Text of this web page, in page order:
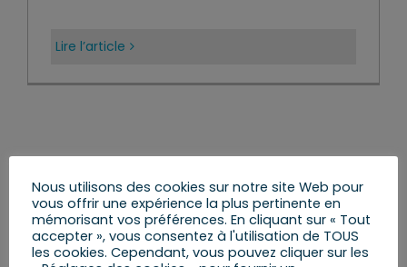
Lire l’article
Rechercher:
Nous utilisons des cookies sur notre site Web pour
vous offrir une expérience la plus pertinente en
mémorisant vos préférences. En cliquant sur « Tout
accepter », vous consentez à l'utilisation de TOUS
les cookies. Cependant, vous pouvez cliquer sur les